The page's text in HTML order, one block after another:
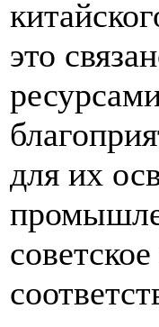
это
для их